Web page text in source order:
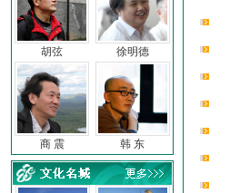
胡弦 徐明德
商 震 韩 东